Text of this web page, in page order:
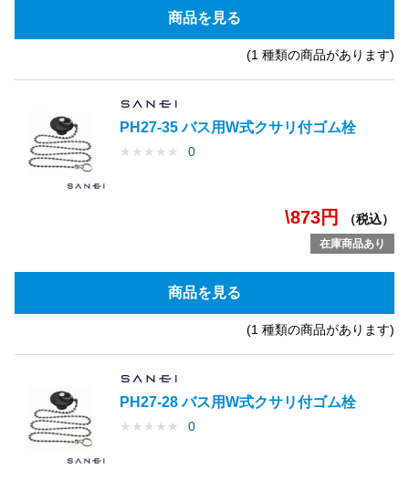
商品を見る
(1 種類の商品があります)
PH27-35 バス用W式クサリ付ゴム栓
★ ★ ★ ★ ★ 0
\873円 （税込）
在庫商品あり
商品を見る
(1 種類の商品があります)
PH27-28 バス用W式クサリ付ゴム栓
★ ★ ★ ★ ★ 0